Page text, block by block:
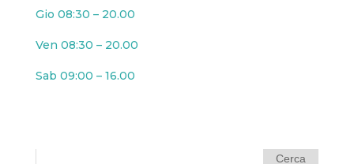
Gio 08:30 – 20.00
Ven 08:30 – 20.00
Sab 09:00 – 16.00